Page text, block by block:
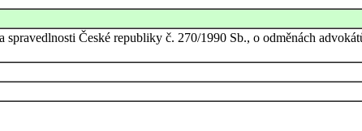
České republiky č. 270/1990 Sb., o odměnách